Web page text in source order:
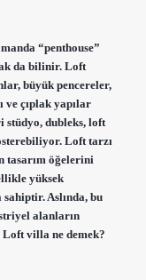
“penthouse”
da bilinir. Loft
büyük pencereler,
ve çıplak yapılar
dubleks, loft
Loft tarzı
tasarım öğelerini
yüksek
Aslında, bu
alanların
Loft villa ne demek?